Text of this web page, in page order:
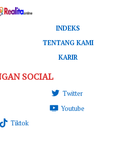
INDEKS
TENTANG KAMI
KARIR
SOCIAL
Twitter
Youtube
Tiktok